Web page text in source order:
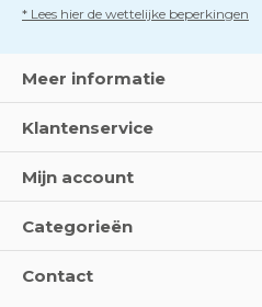
Dag van
* Lees hier de wettelijke beperkingen
Meer informatie
Klantenservice
Mijn account
Categorieën
Contact